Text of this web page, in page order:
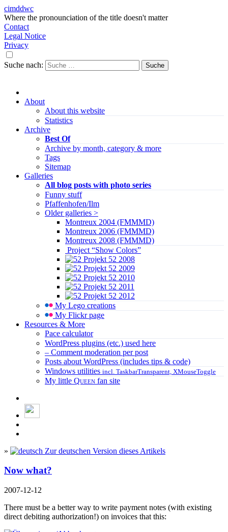
cimddwc
Where the pronounciation of the title doesn't matter
Contact
Legal Notice
Privacy
Suche nach:
About
About this website
Statistics
Archive
Best Of
Archive by month, category & more
Tags
Sitemap
Galleries
All blog posts with photo series
Funny stuff
Pfaffenhofen/Ilm
Older galleries >
Montreux 2004 (FMMMD)
Montreux 2006 (FMMMD)
Montreux 2008 (FMMMD)
Project “Show Colors”
Projekt 52 2008
Projekt 52 2009
Projekt 52 2010
Projekt 52 2011
Projekt 52 2012
My Lego creations
My Flickr page
Resources & More
Pace calculator
WordPress plugins (etc.) used here
– Comment moderation per post
Posts about WordPress (includes tips & code)
Windows utilities incl. TaskbarTransparent, XMouseToggle
My little Queen fan site
» Zur deutschen Version dieses Artikels
Now what?
2007-12-12
There must be a better way to write payment notes (with existing
direct debiting authorization!) on invoices that this: